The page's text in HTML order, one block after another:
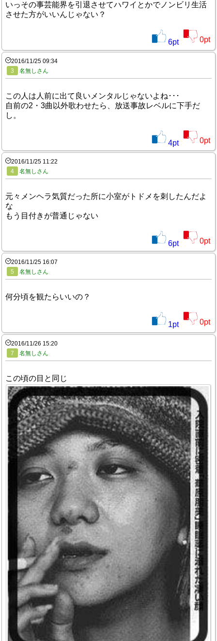
いっその事芸能界を引退させてハワイとかでノンビリ生活
させた方がいいんじゃない？
6pt 0pt
2016/11/25 09:34
3
名無しさん
この人は人前に出て良いメンタルじゃないよね･･･
自前の2・3曲以外歌わせたら、放送事故レベルに下手だ
し。
4pt 0pt
2016/11/25 11:22
4
名無しさん
元々メンヘラ気質だった所に小室がトドメを刺したんだよ
な
もう目付きが普通じゃない
6pt 0pt
2016/11/25 16:07
5
名無しさん
何分頃を観たらいいの？
1pt 0pt
2016/11/26 15:20
7
名無しさん
この頃の目と同じ